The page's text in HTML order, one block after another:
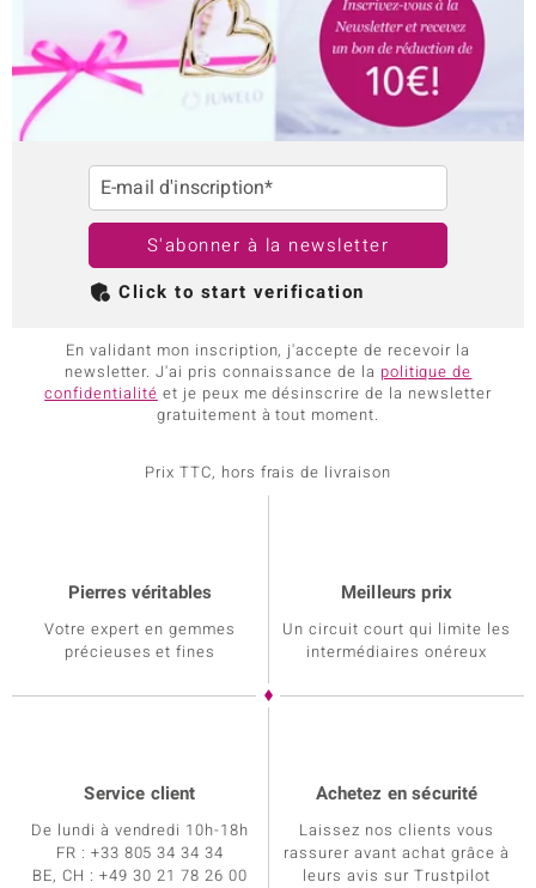
E-mail d'inscription*
S'abonner à la newsletter
Click to start verification
En validant mon inscription, j'accepte de recevoir la
newsletter. J'ai pris connaissance de la politique de
confidentialité et je peux me désinscrire de la newsletter
gratuitement à tout moment.
Prix TTC, hors frais de livraison
Pierres véritables
Votre expert en gemmes
précieuses et fines
Meilleurs prix
Un circuit court qui limite les
intermédiaires onéreux
Service client
De lundi à vendredi 10h-18h
FR : +33 805 34 34 34
BE, CH : +49 30 21 78 26 00
Achetez en sécurité
Laissez nos clients vous
rassurer avant achat grâce à
leurs avis sur Trustpilot